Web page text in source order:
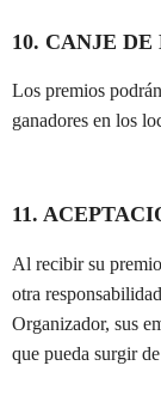
10. CANJE
Los premios
ganadores en los
11.
Al recibir su
otra
Organizador, sus
que pueda surgir